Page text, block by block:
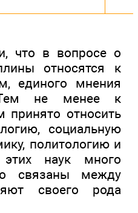
что в вопросе о
относятся к
единого мнения
Тем не менее к
принято относить
социальную
политологию и
наук много
связаны между
своего рода